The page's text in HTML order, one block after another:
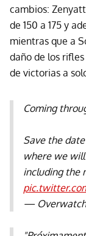
cambios:
de 150 a 175 y
mientras que a
daño de los
de victorias a
Coming
Save the
where we
including the
— Overwatch